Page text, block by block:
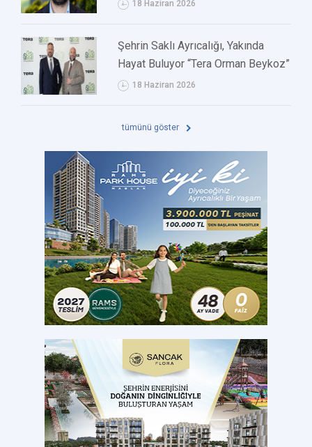
18 Haziran 2026
Şehrin Saklı Ayrıcalığı, Yakında
Hayat Buluyor “Tera Orman Beykoz”
18 Haziran 2026
tümünü göster